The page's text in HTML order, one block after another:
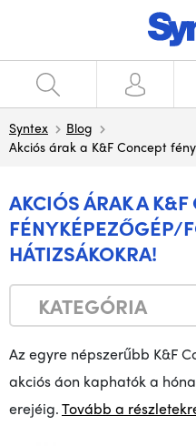
Syntex
Blog
Akciós árak a K&F Concept
AKCIÓS ÁRAK A
FÉNYKÉPEZŐGÉP/
HÁTIZSÁKOKRA!
KATEGÓRIA
Az egyre népszerűbb K&F
akciós áon kaphatók a
erejéig.Tovább a